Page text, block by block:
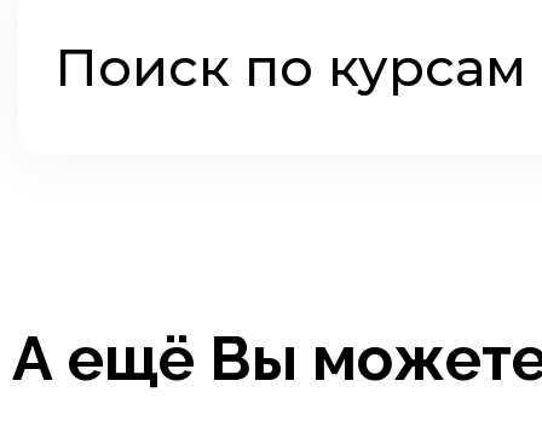
Поиск по курсам
А ещё Вы